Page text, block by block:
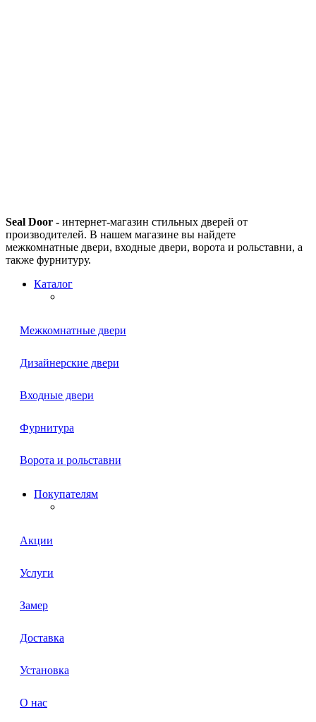
Seal Door - интернет-магазин стильных дверей от
производителей. В нашем магазине вы найдете
межкомнатные двери, входные двери, ворота и рольставни, а
также фурнитуру.
Каталог
Межкомнатные двери
Дизайнерские двери
Входные двери
Фурнитура
Ворота и рольставни
Покупателям
Акции
Услуги
Замер
Доставка
Установка
О нас